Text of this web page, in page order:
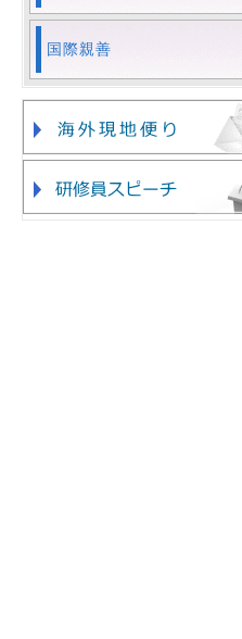
国際親善